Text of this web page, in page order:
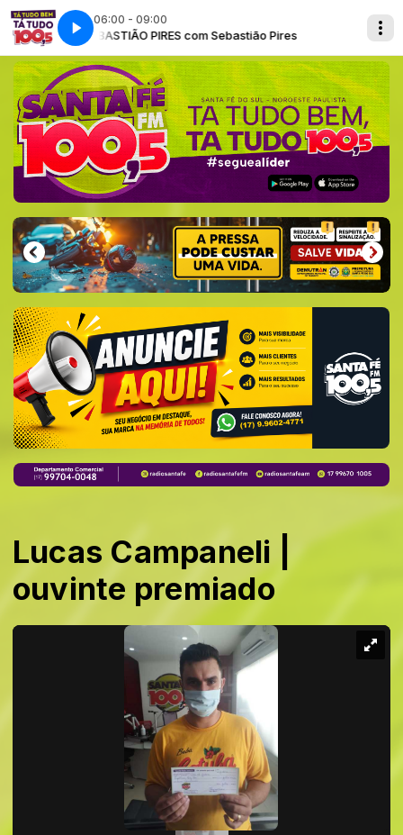
06:00 - 09:00
SEBASTIÃO PIRES com Sebastião Pires
Lucas Campaneli |
ouvinte premiado